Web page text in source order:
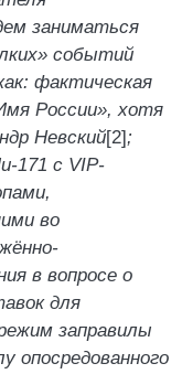
заниматься
событий
фактическая
России», хотя
Невский[2];
171 с VIP-
во
в вопросе о
для
заправилы
опосредованного